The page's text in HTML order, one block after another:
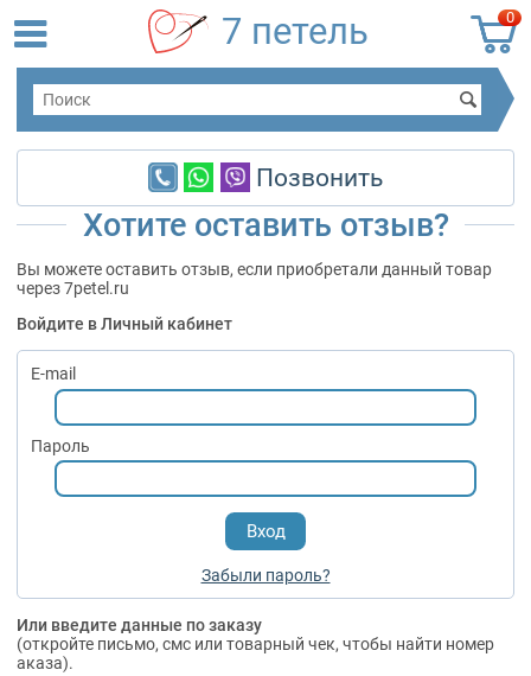
0
7 петель
Позвонить
Хотите оставить отзыв?
Вы можете оставить отзыв, если приобретали данный товар
через 7petel.ru
Войдите в Личный кабинет
E-mail
Пароль
Забыли пароль?
Или введите данные по заказу
(откройте письмо, смс или товарный чек, чтобы найти номер
аказа).